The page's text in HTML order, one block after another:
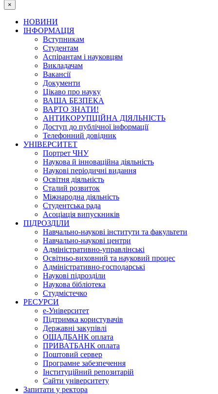
×
НОВИНИ
ІНФОРМАЦІЯ
Вступникам
Студентам
Аспірантам і науковцям
Викладачам
Вакансії
Документи
Цікаво про науку
ВАША БЕЗПЕКА
ВАРТО ЗНАТИ!
АНТИКОРУПЦІЙНА ДІЯЛЬНІСТЬ
Доступ до публічної інформації
Телефонний довідник
УНІВЕРСИТЕТ
Портрет ЧНУ
Наукова й інноваційна діяльність
Наукові періодичні видання
Освітня діяльність
Сталий розвиток
Міжнародна діяльність
Студентська рада
Асоціація випускників
ПІДРОЗДІЛИ
Навчально-наукові інститути та факультети
Навчально-наукові центри
Адміністративно-управлінські
Освітньо-виховний та науковий процес
Адміністративно-господарські
Наукові підрозділи
Наукова бібліотека
Студмістечко
РЕСУРСИ
е-Університет
Підтримка користувачів
Державні закупівлі
ОЩАДБАНК оплата
ПРИВАТБАНК оплата
Поштовий сервер
Програмне забезпечення
Інституційний репозитарій
Сайти університету
Запитати у ректора